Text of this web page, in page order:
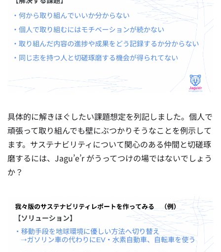
具体的に解きほぐしたい課題想定を列記しました。個人で
頑張って取り組んでも壁にぶつかりそうなことを例示して
ます。サステナビリティについて関心のある仲間と切磋琢
磨するには、Jagu’e’r がうってつけの場ではないでしょう
か？